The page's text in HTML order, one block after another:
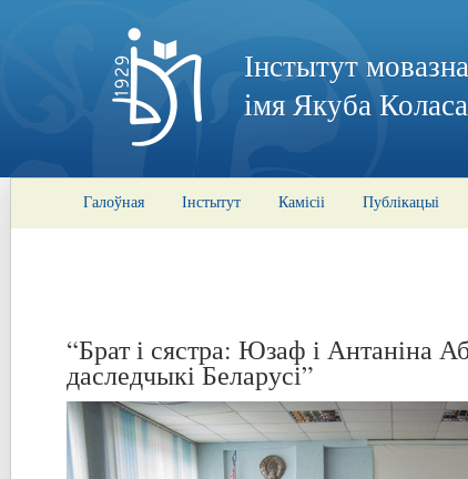
Інстытут
імя Якуба Коласа
Галоўная Інстытут Камісіі Публікацыі
“Брат і сястра: Юзаф і Антаніна
даследчыкі Беларусі”